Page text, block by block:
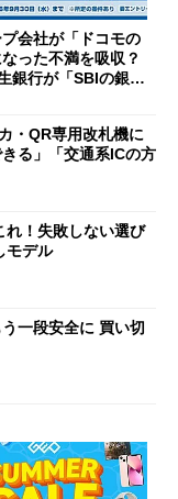
会社が「ドコモの
った不満を吸収？
銀行が「SBIの銀
・QR専用改札機に
る」「交通系ICの方
れ！失敗しない選び
モデル
一段安全に 買い切